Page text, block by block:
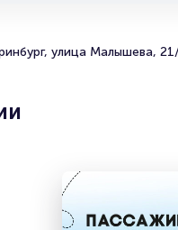
улица Малышева,